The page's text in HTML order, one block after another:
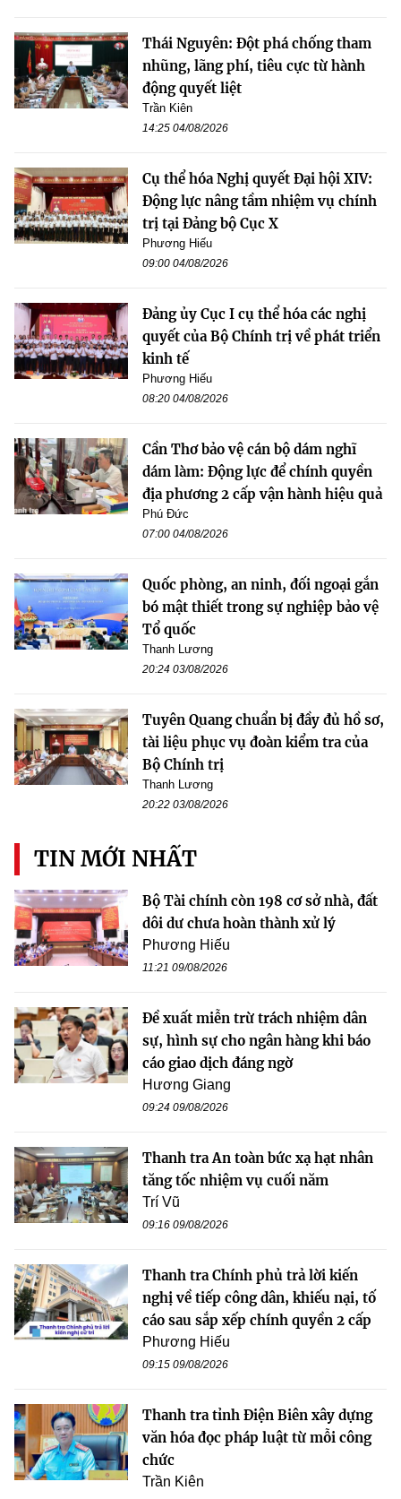
Thái Nguyên: Đột phá chống tham
nhũng, lãng phí, tiêu cực từ hành
động quyết liệt
Trần Kiên
14:25 04/08/2026
Cụ thể hóa Nghị quyết Đại hội XIV:
Động lực nâng tầm nhiệm vụ chính
trị tại Đảng bộ Cục X
Phương Hiếu
09:00 04/08/2026
Đảng ủy Cục I cụ thể hóa các nghị
quyết của Bộ Chính trị về phát triển
kinh tế
Phương Hiếu
08:20 04/08/2026
Cần Thơ bảo vệ cán bộ dám nghĩ
dám làm: Động lực để chính quyền
địa phương 2 cấp vận hành hiệu quả
Phú Đức
07:00 04/08/2026
Quốc phòng, an ninh, đối ngoại gắn
bó mật thiết trong sự nghiệp bảo vệ
Tổ quốc
Thanh Lương
20:24 03/08/2026
Tuyên Quang chuẩn bị đầy đủ hồ sơ,
tài liệu phục vụ đoàn kiểm tra của
Bộ Chính trị
Thanh Lương
20:22 03/08/2026
TIN MỚI NHẤT
Bộ Tài chính còn 198 cơ sở nhà, đất
dôi dư chưa hoàn thành xử lý
Phương Hiếu
11:21 09/08/2026
Đề xuất miễn trừ trách nhiệm dân
sự, hình sự cho ngân hàng khi báo
cáo giao dịch đáng ngờ
Hương Giang
09:24 09/08/2026
Thanh tra An toàn bức xạ hạt nhân
tăng tốc nhiệm vụ cuối năm
Trí Vũ
09:16 09/08/2026
Thanh tra Chính phủ trả lời kiến
nghị về tiếp công dân, khiếu nại, tố
cáo sau sắp xếp chính quyền 2 cấp
Phương Hiếu
09:15 09/08/2026
Thanh tra tỉnh Điện Biên xây dựng
văn hóa đọc pháp luật từ mỗi công
chức
Trần Kiên